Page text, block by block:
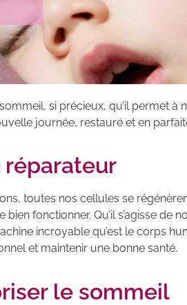
si précieux, qu’il permet à
journée, restauré et en
réparateur
toutes nos cellules se
fonctionner. Qu’il s’agisse de
incroyable qu’est le corps
et maintenir une bonne santé.
le sommeil